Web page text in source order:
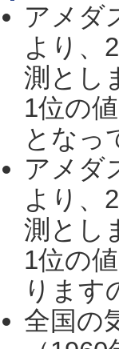
アメダ
より、
測とし
1位の
となっ
アメダ
より、
測とし
1位の
ります
全国の